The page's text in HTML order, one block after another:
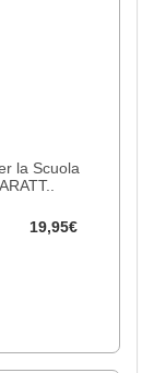
la Scuola
19,95€